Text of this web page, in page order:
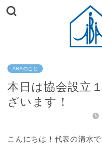
ABAのこと
本日は協会設立
ざいます！
こんにちは！代表の清水で